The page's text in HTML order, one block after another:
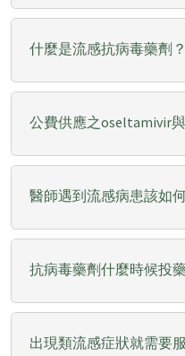
什麼是流感抗病毒藥劑
公費供應之oseltamivir
醫師遇到流感病患該如
抗病毒藥劑什麼時候投
出現類流感症狀就需要